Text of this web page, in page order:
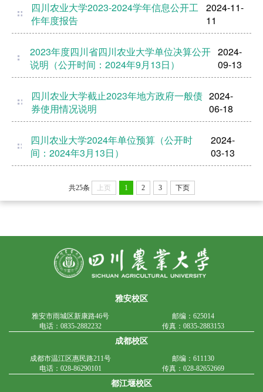
四川农业大学2023-2024学年信息公开工
作年度报告
2024-11-
11
2023年度四川省四川农业大学单位决算公开
说明（公开时间：2024年9月13日）
2024-
09-13
四川农业大学截止2023年地方政府一般债
券使用情况说明
2024-
06-18
四川农业大学2024年单位预算（公开时
间：2024年3月13日）
2024-
03-13
共25条 上页 1 2 3 下页
雅安校区
雅安市雨城区新康路46号
邮编：625014
电话：0835-2882232
传真：0835-2883153
成都校区
成都市温江区惠民路211号
邮编：611130
电话：028-86290101
传真：028-82652669
都江堰校区